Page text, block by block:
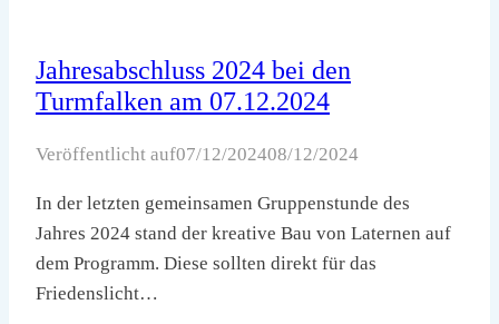
Jahresabschluss 2024 bei den
Turmfalken am 07.12.2024
Veröffentlicht auf07/12/202408/12/2024
In der letzten gemeinsamen Gruppenstunde des
Jahres 2024 stand der kreative Bau von Laternen auf
dem Programm. Diese sollten direkt für das
Friedenslicht…